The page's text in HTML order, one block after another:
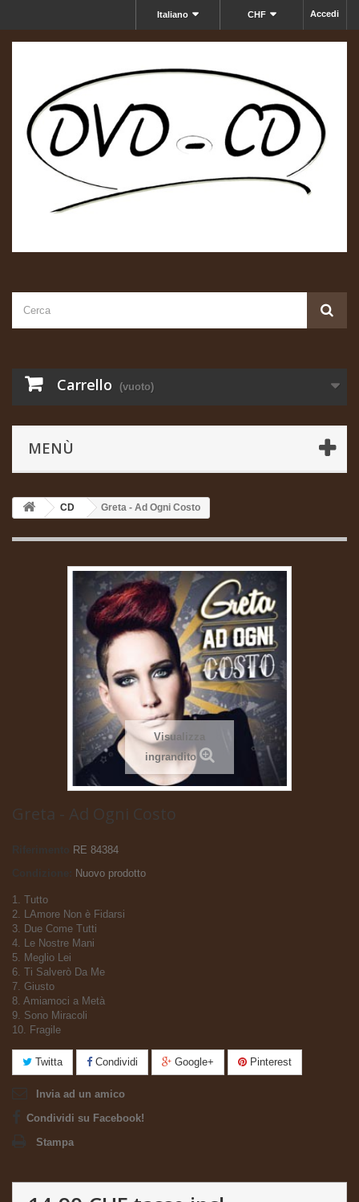
Accedi
CHF
Italiano
Carrello (vuoto)
MENÙ
CD Greta - Ad Ogni Costo
Visualizza
ingrandito
Greta - Ad Ogni Costo
Riferimento
RE 84384
Nuovo prodotto
1. Tutto
2. LAmore Non è Fidarsi
3. Due Come Tutti
4. Le Nostre Mani
5. Meglio Lei
6. Ti Salverò Da Me
7. Giusto
8. Amiamoci a Metà
9. Sono Miracoli
10. Fragile
Twitta Condividi Google+ Pinterest
Invia ad un amico
Condividi su Facebook!
Stampa